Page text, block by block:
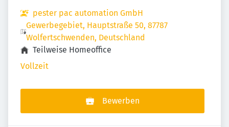
pester pac automation GmbH
Gewerbegebiet, Hauptstraße 50, 87787
Wolfertschwenden, Deutschland
Teilweise Homeoffice
Vollzeit
Bewerben